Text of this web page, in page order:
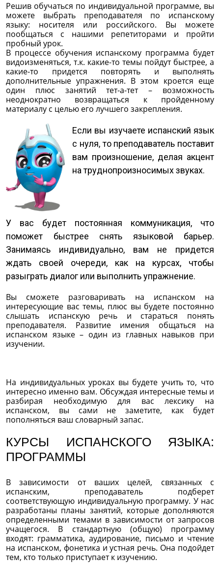
Решив обучаться по индивидуальной программе, вы
можете выбрать преподавателя по испанскому
языку: носителя или российского. Вы можете
пообщаться с нашими репетиторами и пройти
пробный урок.
В процессе обучения испанскому программа будет
видоизменяться, т.к. какие-то темы пойдут быстрее, а
какие-то придется повторять и выполнять
дополнительные упражнения. В этом кроется еще
один плюс занятий тет-а-тет – возможность
неоднократно возвращаться к пройденному
материалу с целью его лучшего закрепления.
Если вы изучаете испанский язык
с нуля, то преподаватель поставит
вам произношение, делая акцент
на труднопроизносимых звуках.
У вас будет постоянная коммуникация, что
поможет быстрее снять языковой барьер.
Занимаясь индивидуально, вам не придется
ждать своей очереди, как на курсах, чтобы
разыграть диалог или выполнить упражнение.
Вы сможете разговаривать на испанском на
интересующие вас темы, плюс вы будете постоянно
слышать испанскую речь и стараться понять
преподавателя. Развитие имения общаться на
испанском языке – один из главных навыков при
изучении.
На индивидуальных уроках вы будете учить то, что
интересно именно вам. Обсуждая интересные темы и
разбирая необходимую для вас лексику на
испанском, вы сами не заметите, как будет
пополняться ваш словарный запас.
КУРСЫ ИСПАНСКОГО ЯЗЫКА:
ПРОГРАММЫ
В зависимости от ваших целей, связанных с
испанским, преподаватель подберет
соответствующую индивидуальную программу. У нас
разработаны планы занятий, которые дополняются
определенными темами в зависимости от запросов
учащегося. В стандартную (общую) программу
входят: грамматика, аудирование, письмо и чтение
на испанском, фонетика и устная речь. Она подойдет
тем, кто только приступает к изучению.